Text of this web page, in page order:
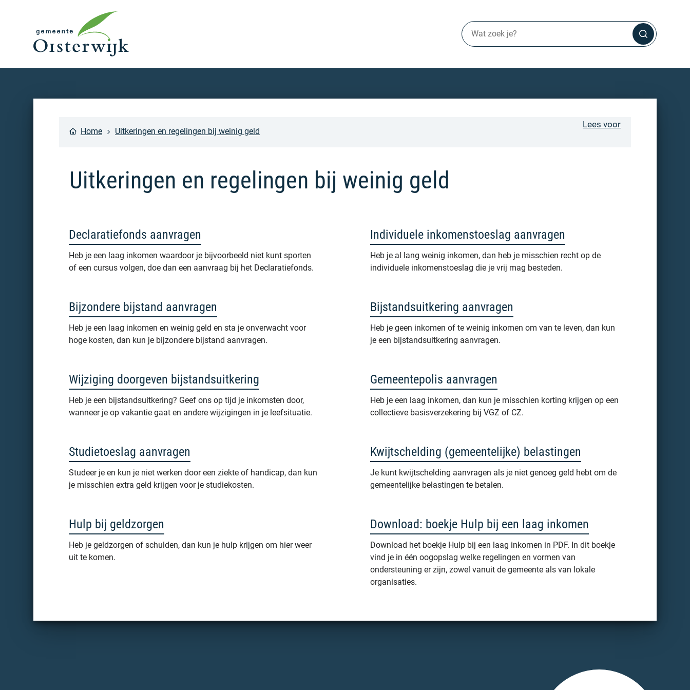
Home Uitkeringen en regelingen bij weinig geld
Lees voor
Uitkeringen en regelingen bij weinig geld
Declaratiefonds aanvragen
Heb je een laag inkomen waardoor je bijvoorbeeld niet kunt sporten
of een cursus volgen, doe dan een aanvraag bij het Declaratiefonds.
Individuele inkomenstoeslag aanvragen
Heb je al lang weinig inkomen, dan heb je misschien recht op de
individuele inkomenstoeslag die je vrij mag besteden.
Bijzondere bijstand aanvragen
Heb je een laag inkomen en weinig geld en sta je onverwacht voor
hoge kosten, dan kun je bijzondere bijstand aanvragen.
Bijstandsuitkering aanvragen
Heb je geen inkomen of te weinig inkomen om van te leven, dan kun
je een bijstandsuitkering aanvragen.
Wijziging doorgeven bijstandsuitkering
Heb je een bijstandsuitkering? Geef ons op tijd je inkomsten door,
wanneer je op vakantie gaat en andere wijzigingen in je leefsituatie.
Gemeentepolis aanvragen
Heb je een laag inkomen, dan kun je misschien korting krijgen op een
collectieve basisverzekering bij VGZ of CZ.
Studietoeslag aanvragen
Studeer je en kun je niet werken door een ziekte of handicap, dan kun
je misschien extra geld krijgen voor je studiekosten.
Kwijtschelding (gemeentelijke) belastingen
Je kunt kwijtschelding aanvragen als je niet genoeg geld hebt om de
gemeentelijke belastingen te betalen.
Hulp bij geldzorgen
Heb je geldzorgen of schulden, dan kun je hulp krijgen om hier weer
uit te komen.
Download: boekje Hulp bij een laag inkomen
Download het boekje Hulp bij een laag inkomen in PDF. In dit boekje
vind je in één oogopslag welke regelingen en vormen van
ondersteuning er zijn, zowel vanuit de gemeente als van lokale
organisaties.